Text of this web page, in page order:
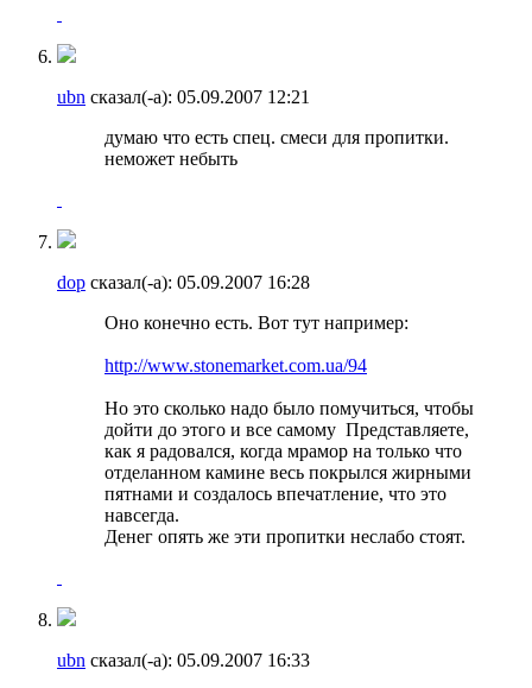
ubn сказал(-а): 05.09.2007 12:21
думаю что есть спец. смеси для пропитки.
неможет небыть
dop сказал(-а): 05.09.2007 16:28
Оно конечно есть. Вот тут например:
http://www.stonemarket.com.ua/94
Но это сколько надо было помучиться, чтобы
дойти до этого и все самому Представляете,
как я радовался, когда мрамор на только что
отделанном камине весь покрылся жирными
пятнами и создалось впечатление, что это
навсегда.
Денег опять же эти пропитки неслабо стоят.
ubn сказал(-а): 05.09.2007 16:33